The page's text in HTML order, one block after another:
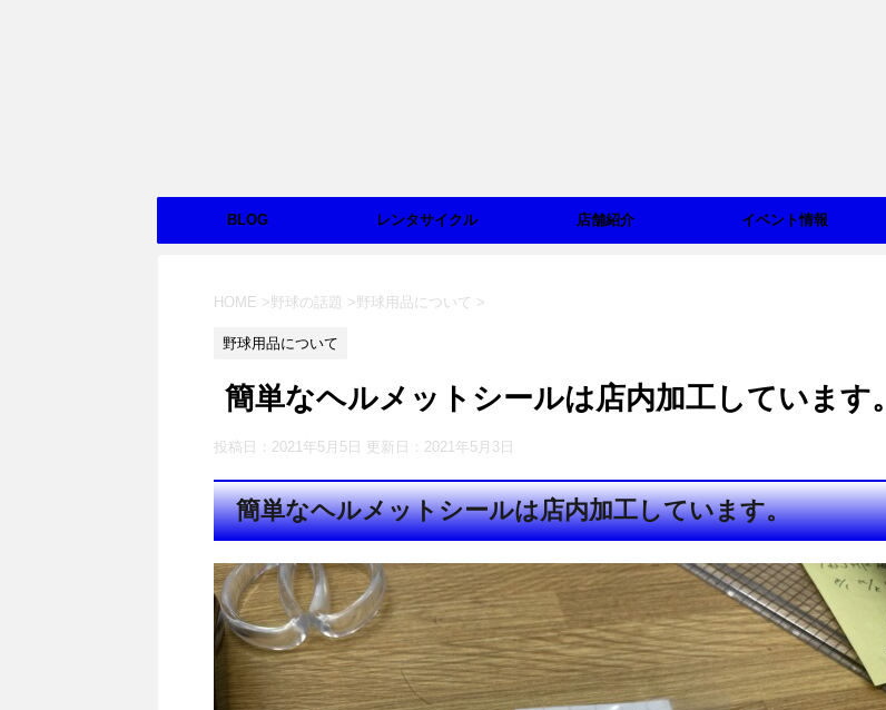
BLOG レンタサイクル 店舗紹介 イベント情報
HOME >野球の話題 >野球用品について >
野球用品について
簡単なヘルメットシールは店内加工しています。
投稿日：2021年5月5日 更新日： 2021年5月3日
簡単なヘルメットシールは店内加工しています。